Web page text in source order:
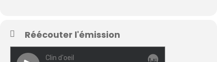
Réécouter l'émission